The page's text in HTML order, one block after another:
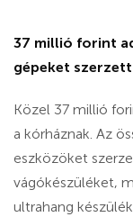
37 millió forint
gépeket
Közel 37 millió
a kórháznak. Az
eszközöket
vágókészüléket,
ultrahang